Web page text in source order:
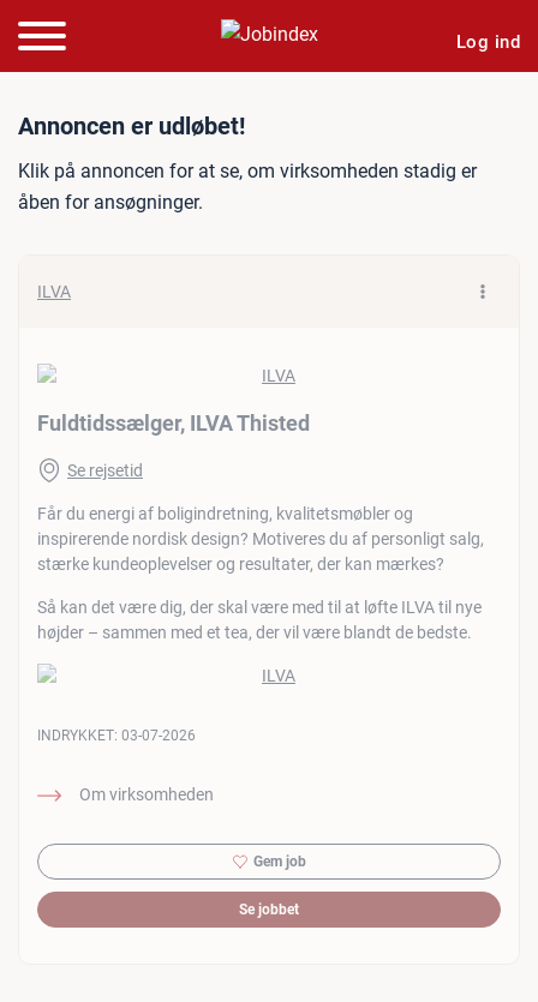
Log ind
Jobannonce:
Annoncen er udløbet!
Klik på annoncen for at se, om virksomheden stadig er
åben for ansøgninger.
ILVA
Fuldtidssælger, ILVA Thisted
Se rejsetid
Får du energi af boligindretning, kvalitetsmøbler og
inspirerende nordisk design? Motiveres du af personligt salg,
stærke kundeoplevelser og resultater, der kan mærkes?
Så kan det være dig, der skal være med til at løfte ILVA til nye
højder – sammen med et tea, der vil være blandt de bedste.
Om virksomheden
INDRYKKET: 03-07-2026
Gem job
Se jobbet